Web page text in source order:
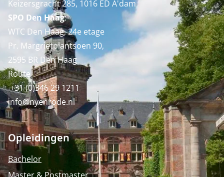
Keizersgracht 285, 1016 ED A'dam
SPO Den Haag:
WTC Den Haag, 24e etage
Pr. Margrietplantsoen 90,
2595 BR Den Haag
Route
+31 (0)346 29 1211
info@nyenrode.nl
Opleidingen
Bachelor